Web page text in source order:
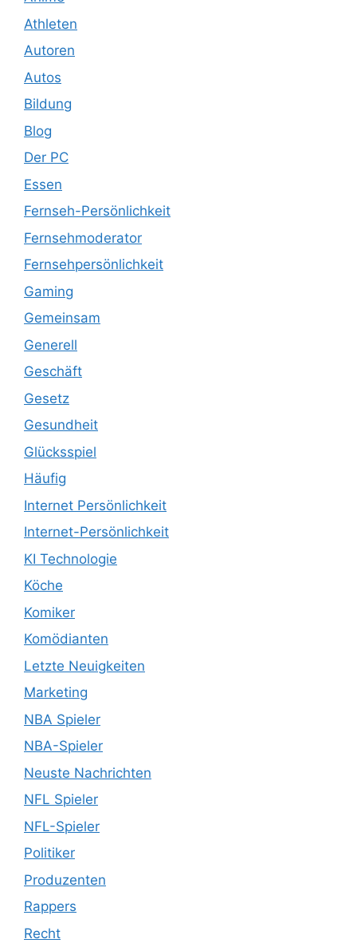
Athleten
Autoren
Autos
Bildung
Blog
Der PC
Essen
Fernseh-Persönlichkeit
Fernsehmoderator
Fernsehpersönlichkeit
Gaming
Gemeinsam
Generell
Geschäft
Gesetz
Gesundheit
Glücksspiel
Häufig
Internet Persönlichkeit
Internet-Persönlichkeit
KI Technologie
Köche
Komiker
Komödianten
Letzte Neuigkeiten
Marketing
NBA Spieler
NBA-Spieler
Neuste Nachrichten
NFL Spieler
NFL-Spieler
Politiker
Produzenten
Rappers
Recht